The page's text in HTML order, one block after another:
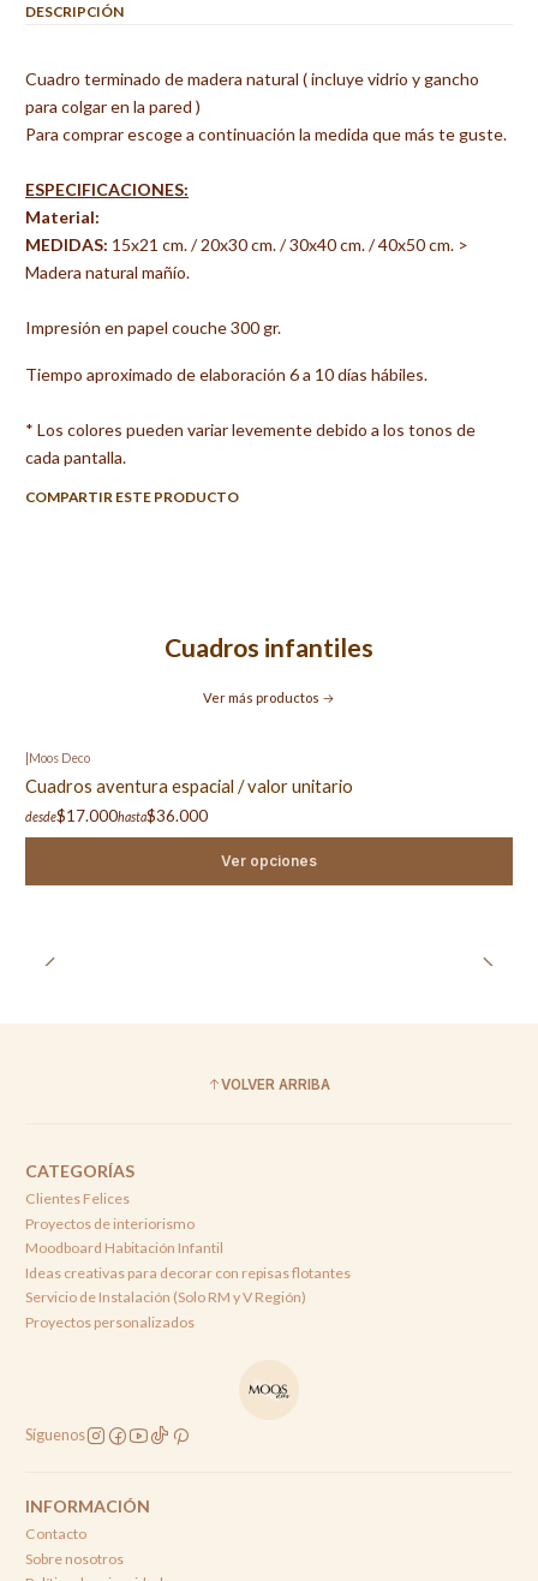
DESCRIPCIÓN
Cuadro terminado de madera natural ( incluye vidrio y gancho
para colgar en la pared )
Para comprar escoge a continuación la medida que más te guste.
ESPECIFICACIONES:
Material:
MEDIDAS: 15x21 cm. / 20x30 cm. / 30x40 cm. / 40x50 cm. >
Madera natural mañío.
Impresión en papel couche 300 gr.
Tiempo aproximado de elaboración 6 a 10 días hábiles.
* Los colores pueden variar levemente debido a los tonos de
cada pantalla.
COMPARTIR ESTE PRODUCTO
Cuadros infantiles
Ver más productos
Moos Deco
Cuadros aventura espacial / valor unitario
desde$17.000hasta$36.000
Ver opciones
VOLVER ARRIBA
CATEGORÍAS
Clientes Felices
Proyectos de interiorismo
Moodboard Habitación Infantil
Ideas creativas para decorar con repisas flotantes
Servicio de Instalación (Solo RM y V Región)
Proyectos personalizados
Síguenos
INFORMACIÓN
Contacto
Sobre nosotros